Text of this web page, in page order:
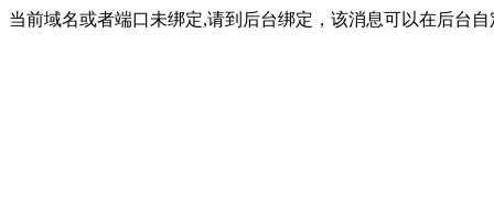
当前域名或者端口未绑定,请到后台绑定，该消息可以在后台自